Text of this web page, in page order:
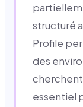
structuré
Profile
des
cherchent
essentiel